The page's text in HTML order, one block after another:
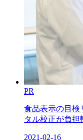
PR
食品表示の目検
タル校正が負担
2021-02-16